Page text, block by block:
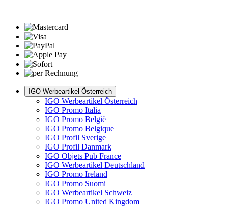
IGO Werbeartikel Österreich
IGO Werbeartikel Österreich
IGO Promo Italia
IGO Promo België
IGO Promo Belgique
IGO Profil Sverige
IGO Profil Danmark
IGO Objets Pub France
IGO Werbeartikel Deutschland
IGO Promo Ireland
IGO Promo Suomi
IGO Werbeartikel Schweiz
IGO Promo United Kingdom